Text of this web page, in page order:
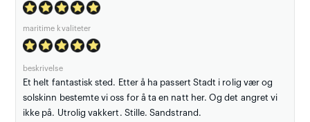
maritime kvaliteter
beskrivelse
Et helt fantastisk sted. Etter å ha passert Stadt i rolig vær og
solskinn bestemte vi oss for å ta en natt her. Og det angret vi
ikke på. Utrolig vakkert. Stille. Sandstrand.